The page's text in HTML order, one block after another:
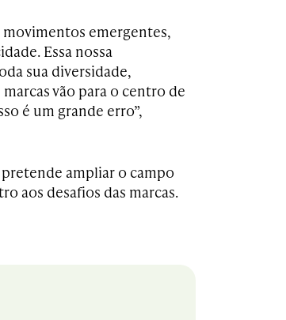
movimentos emergentes,
Essa nossa
sua diversidade,
vão para o centro de
é um grande erro”,
ampliar o campo
aos desafios das marcas.